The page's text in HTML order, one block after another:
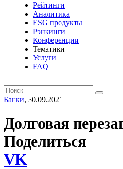
Рейтинги
Аналитика
ESG продукты
Рэнкинги
Конференции
Тематики
Услуги
FAQ
Банки, 30.09.2021
Долговая
Поделиться
VK